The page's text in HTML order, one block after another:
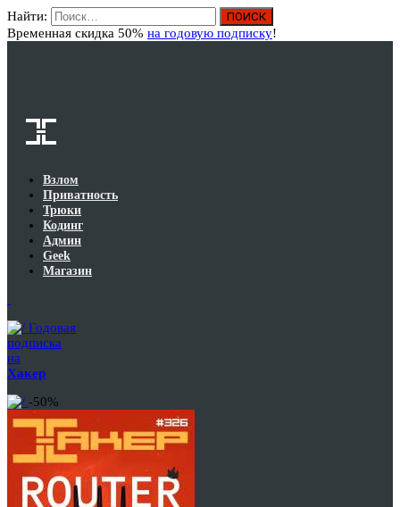
Найти:
Временная скидка 50% на годовую подписку!
Взлом
Приватность
Трюки
Кодинг
Админ
Geek
Магазин
Годовая
подписка
на
Хакер
-50%